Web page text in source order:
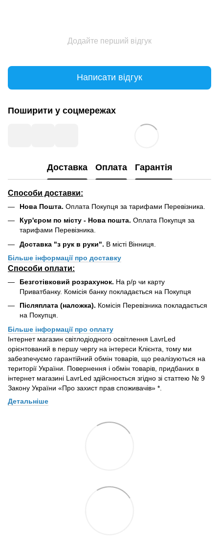
Додайте перший відгук
Написати відгук
Поширити у соцмережах
Доставка Оплата Гарантія
Способи доставки:
Нова Пошта. Оплата Покупця за тарифами Перевізника.
Кур'єром по місту - Нова пошта. Оплата Покупця за
тарифами Перевізника.
Доставка "з рук в руки". В місті Вінниця.
Більше інформації про доставку
Способи оплати:
Безготівковий розрахунок. На р/р чи карту
Приватбанку. Комісія банку покладається на Покупця
Післяплата (наложка). Комісія Перевізника покладається
на Покупця.
Більше інформації про оплату
Інтернет магазин світлодіодного освітлення LavrLed
орієнтований в першу чергу на інтереси Клієнта, тому ми
забезпечуємо гарантійний обмін товарів, що реалізуються на
території України. Повернення і обмін товарів, придбаних в
інтернет магазині LavrLed здійснюється згідно зі статтею № 9
Закону України «Про захист прав споживачів» *.
Детальніше